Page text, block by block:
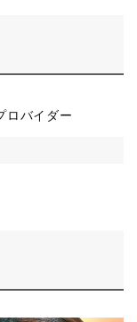
ロバイダー